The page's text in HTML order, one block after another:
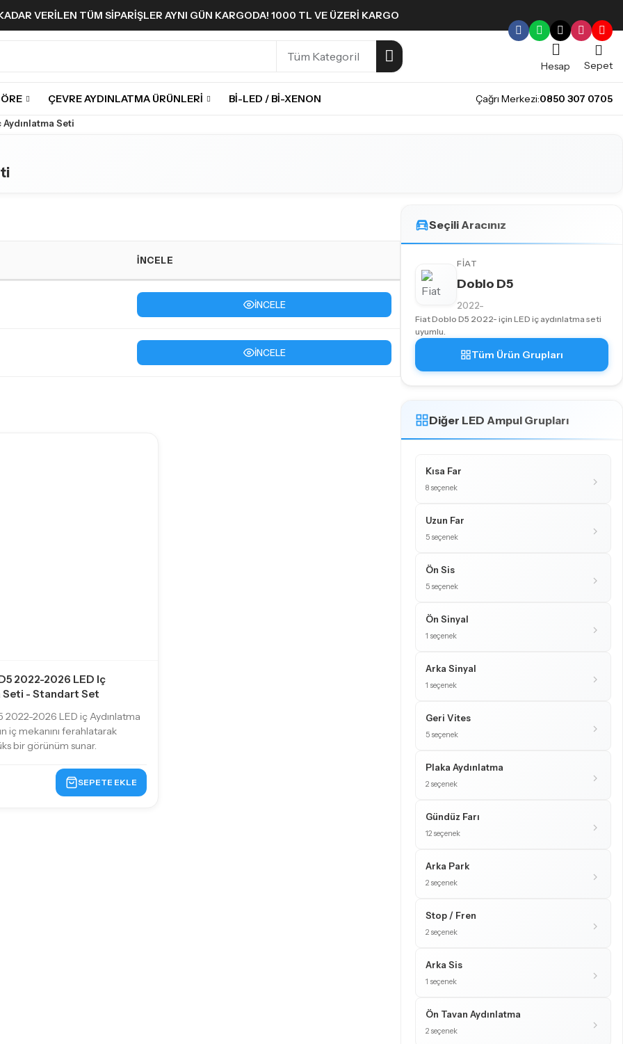
VERILEN TÜM SIPARIŞLER AYNI GÜN KARGODA! 1000 TL VE ÜZERI KARGO
Hesap
Sepet
ÇEVRE AYDINLATMA ÜRÜNLERI BI-LED / BI-XENON Çağrı Merkezi:0850 307 0705
Aydınlatma Seti
İNCELE
İNCELE
İNCELE
2022-2026 LED Iç
Seti - Standart Set
2022-2026 LED iç Aydınlatma
iç mekanını ferahlatarak
bir görünüm sunar.
SEPETE EKLE
Seçili Aracınız
FIAT
Doblo D5
2022-
Fiat Doblo D5 2022- için LED iç aydınlatma seti
uyumlu.
Tüm Ürün Grupları
Diğer LED Ampul Grupları
Kısa Far
8 seçenek
Uzun Far
5 seçenek
Ön Sis
5 seçenek
Ön Sinyal
1 seçenek
Arka Sinyal
1 seçenek
Geri Vites
5 seçenek
Plaka Aydınlatma
2 seçenek
Gündüz Farı
12 seçenek
Arka Park
2 seçenek
Stop / Fren
2 seçenek
Arka Sis
1 seçenek
Ön Tavan Aydınlatma
2 seçenek